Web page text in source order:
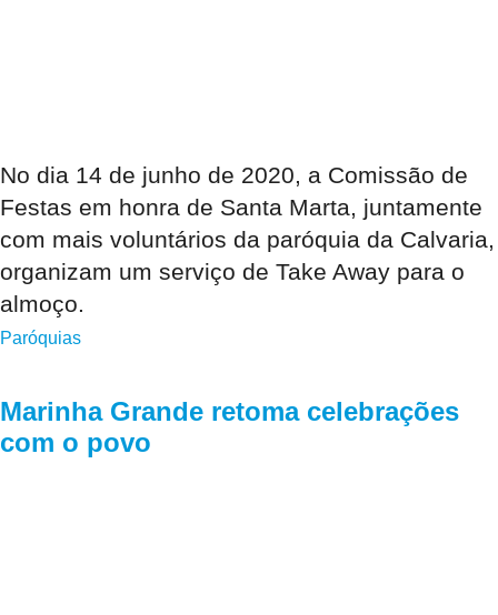
No dia 14 de junho de 2020, a Comissão de
Festas em honra de Santa Marta, juntamente
com mais voluntários da paróquia da Calvaria,
organizam um serviço de Take Away para o
almoço.
Paróquias
Marinha Grande retoma celebrações
com o povo